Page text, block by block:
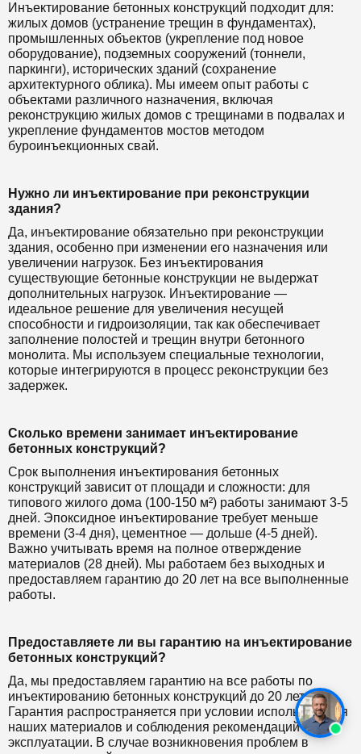
Инъектирование бетонных конструкций подходит для:
жилых домов (устранение трещин в фундаментах),
промышленных объектов (укрепление под новое
оборудование), подземных сооружений (тоннели,
паркинги), исторических зданий (сохранение
архитектурного облика). Мы имеем опыт работы с
объектами различного назначения, включая
реконструкцию жилых домов с трещинами в подвалах и
укрепление фундаментов мостов методом
буроинъекционных свай.
Нужно ли инъектирование при реконструкции
здания?
Да, инъектирование обязательно при реконструкции
здания, особенно при изменении его назначения или
увеличении нагрузок. Без инъектирования
существующие бетонные конструкции не выдержат
дополнительных нагрузок. Инъектирование —
идеальное решение для увеличения несущей
способности и гидроизоляции, так как обеспечивает
заполнение полостей и трещин внутри бетонного
монолита. Мы используем специальные технологии,
которые интегрируются в процесс реконструкции без
задержек.
Сколько времени занимает инъектирование
бетонных конструкций?
Срок выполнения инъектирования бетонных
конструкций зависит от площади и сложности: для
типового жилого дома (100-150 м²) работы занимают 3-5
дней. Эпоксидное инъектирование требует меньше
времени (3-4 дня), цементное — дольше (4-5 дней).
Важно учитывать время на полное отверждение
материалов (28 дней). Мы работаем без выходных и
предоставляем гарантию до 20 лет на все выполненные
работы.
Предоставляете ли вы гарантию на инъектирование
бетонных конструкций?
Да, мы предоставляем гарантию на все работы по
инъектированию бетонных конструкций до 20 лет.
Гарантия распространяется при условии использования
наших материалов и соблюдения рекомендаций по
эксплуатации. В случае возникновения проблем в